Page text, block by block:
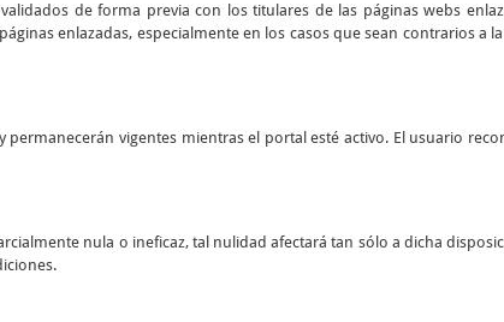
de forma previa con los titulares de las páginas webs
enlazadas, especialmente en los casos que sean contrarios a la
vigentes mientras el portal esté activo. El usuario
nula o ineficaz, tal nulidad afectará tan sólo a dicha